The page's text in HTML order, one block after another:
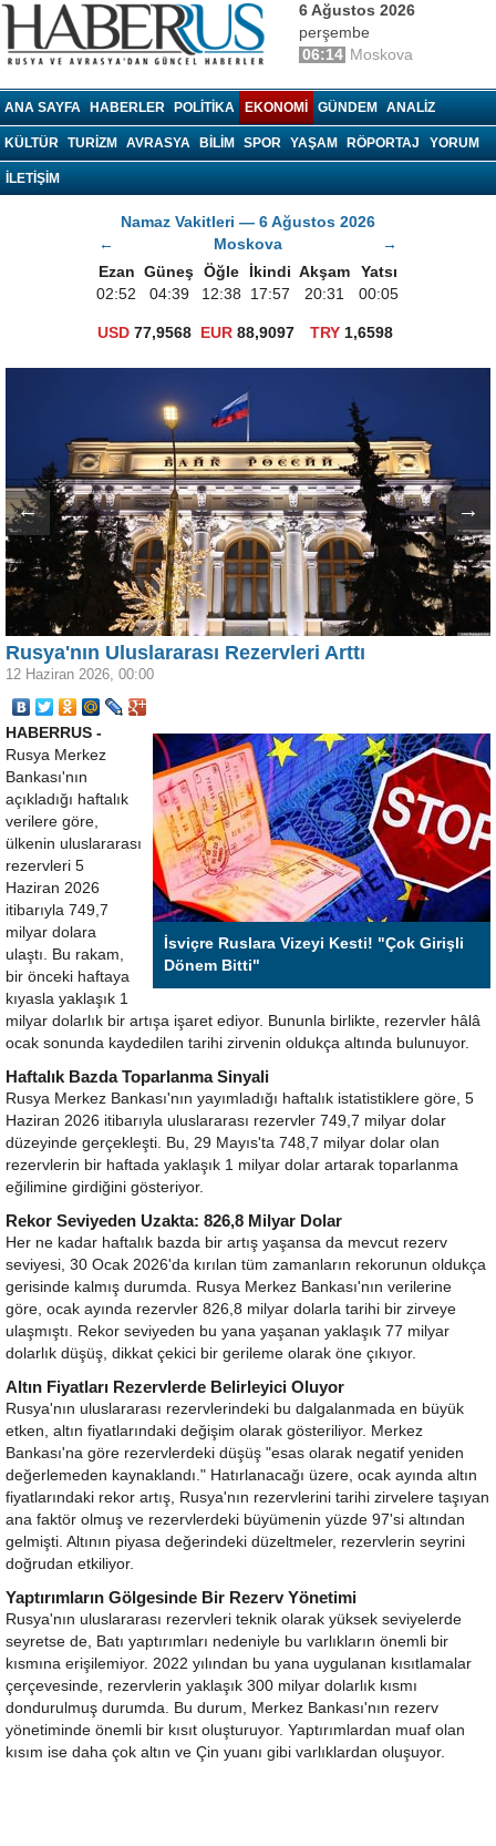
6 Ağustos 2026
perşembe
06:14 Moskova
ANA SAYFA HABERLER POLITIKA EKONOMI GÜNDEM ANALIZ
KÜLTÜR TURIZM AVRASYA BILIM SPOR YAŞAM RÖPORTAJ YORUM
İLETİŞİM
Namaz Vakitleri — 6 Ağustos 2026
←
Moskova
→
Ezan Güneş Öğle İkindi Akşam
Yatsı
02:52
04:39 12:38 17:57 20:31 00:05
USD 77,9568 EUR 88,9097 TRY1,6598
← →
Rusya'nın Uluslararası Rezervleri Arttı
12 Haziran 2026, 00:00
İsviçre Ruslara Vizeyi Kesti! "Çok Girişli
Dönem Bitti"
HABERRUS -
Rusya Merkez
Bankası'nın
açıkladığı haftalık
verilere göre,
ülkenin uluslararası
rezervleri 5
Haziran 2026
itibarıyla 749,7
milyar dolara
ulaştı. Bu rakam,
bir önceki haftaya
kıyasla yaklaşık 1
milyar dolarlık bir artışa işaret ediyor. Bununla birlikte, rezervler hâlâ
ocak sonunda kaydedilen tarihi zirvenin oldukça altında bulunuyor.
Haftalık Bazda Toparlanma Sinyali
Rusya Merkez Bankası'nın yayımladığı haftalık istatistiklere göre, 5
Haziran 2026 itibarıyla uluslararası rezervler 749,7 milyar dolar
düzeyinde gerçekleşti. Bu, 29 Mayıs'ta 748,7 milyar dolar olan
rezervlerin bir haftada yaklaşık 1 milyar dolar artarak toparlanma
eğilimine girdiğini gösteriyor.
Rekor Seviyeden Uzakta: 826,8 Milyar Dolar
Her ne kadar haftalık bazda bir artış yaşansa da mevcut rezerv
seviyesi, 30 Ocak 2026'da kırılan tüm zamanların rekorunun oldukça
gerisinde kalmış durumda. Rusya Merkez Bankası'nın verilerine
göre, ocak ayında rezervler 826,8 milyar dolarla tarihi bir zirveye
ulaşmıştı. Rekor seviyeden bu yana yaşanan yaklaşık 77 milyar
dolarlık düşüş, dikkat çekici bir gerileme olarak öne çıkıyor.
Altın Fiyatları Rezervlerde Belirleyici Oluyor
Rusya'nın uluslararası rezervlerindeki bu dalgalanmada en büyük
etken, altın fiyatlarındaki değişim olarak gösteriliyor. Merkez
Bankası'na göre rezervlerdeki düşüş "esas olarak negatif yeniden
değerlemeden kaynaklandı." Hatırlanacağı üzere, ocak ayında altın
fiyatlarındaki rekor artış, Rusya'nın rezervlerini tarihi zirvelere taşıyan
ana faktör olmuş ve rezervlerdeki büyümenin yüzde 97'si altından
gelmişti. Altının piyasa değerindeki düzeltmeler, rezervlerin seyrini
doğrudan etkiliyor.
Yaptırımların Gölgesinde Bir Rezerv Yönetimi
Rusya'nın uluslararası rezervleri teknik olarak yüksek seviyelerde
seyretse de, Batı yaptırımları nedeniyle bu varlıkların önemli bir
kısmına erişilemiyor. 2022 yılından bu yana uygulanan kısıtlamalar
çerçevesinde, rezervlerin yaklaşık 300 milyar dolarlık kısmı
dondurulmuş durumda. Bu durum, Merkez Bankası'nın rezerv
yönetiminde önemli bir kısıt oluşturuyor. Yaptırımlardan muaf olan
kısım ise daha çok altın ve Çin yuanı gibi varlıklardan oluşuyor.